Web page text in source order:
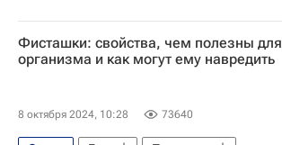
Фисташки: свойства, чем полезны для
организма и как могут ему навредить
8 октября 2024, 10:28 73640